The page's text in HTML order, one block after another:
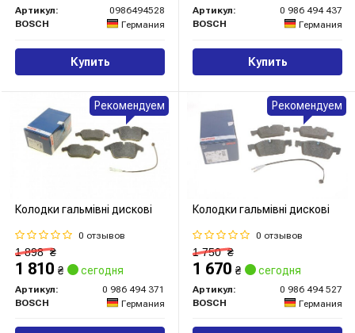
Артикул:
0986494528
BOSCH
Германия
Купить
Артикул:
0 986 494 437
BOSCH
Германия
Купить
Колодки гальмівні дискові
0 отзывов
1 898₴
1 810 ₴ сегодня
Артикул:
0 986 494 371
BOSCH
Германия
Рекомендуем
Колодки гальмівні дискові
0 отзывов
1 750₴
1 670 ₴ сегодня
Артикул:
0 986 494 527
BOSCH
Германия
Рекомендуем